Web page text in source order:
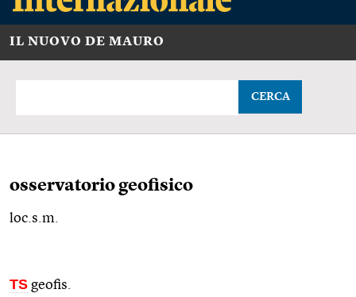
IL NUOVO DE MAURO
CERCA
osservatorio geofisico
loc.s.m.
TS geofis.